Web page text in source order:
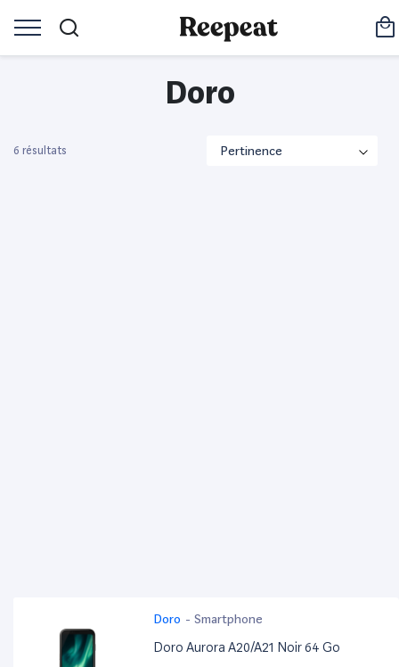
Doro
6 résultats
Doro - Smartphone
Doro Aurora A20/A21 Noir 64 Go